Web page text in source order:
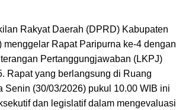
Rakyat Daerah (DPRD) Kabupaten
menggelar Rapat Paripurna ke-4 dengan
Pertanggungjawaban (LKPJ)
Rapat yang berlangsung di Ruang
Senin (30/03/2026) pukul 10.00 WIB ini
dan legislatif dalam mengevaluasi